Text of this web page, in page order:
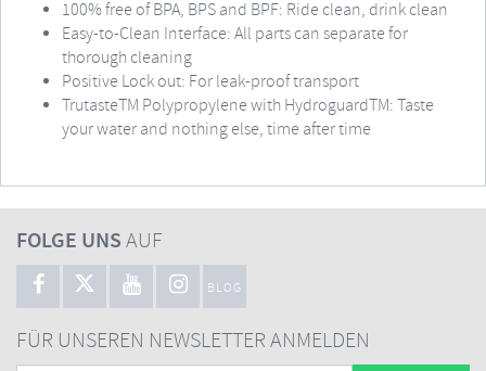
100% free of BPA, BPS and BPF: Ride clean, drink clean
Easy-to-Clean Interface: All parts can separate for
thorough cleaning
Positive Lock out: For leak-proof transport
TrutasteTM Polypropylene with HydroguardTM: Taste
your water and nothing else, time after time
FOLGE UNSAUF
BLOG
FÜR UNSEREN NEWSLETTER ANMELDEN